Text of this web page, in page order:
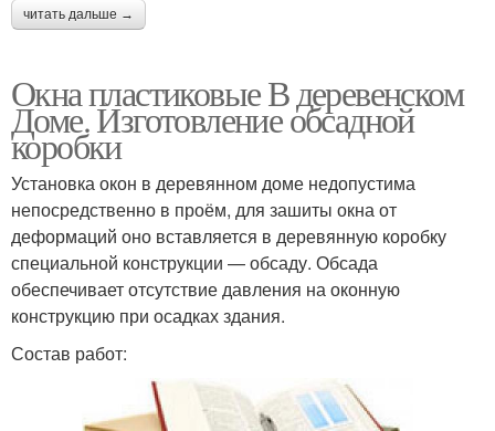
читать дальше →
Окна пластиковые В деревенском
Доме. Изготовление обсадной
коробки
Установка окон в деревянном доме недопустима
непосредственно в проём, для зашиты окна от
деформаций оно вставляется в деревянную коробку
специальной конструкции — обсаду. Обсада
обеспечивает отсутствие давления на оконную
конструкцию при осадках здания.
Состав работ: